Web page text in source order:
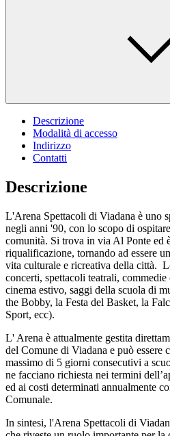
Descrizione
Modalità di accesso
Indirizzo
Contatti
Descrizione
L'Arena Spettacoli di Viadana è uno
negli anni '90, con lo scopo di
comunità. Si trova in via Al Ponte ed
riqualificazione, tornando ad essere
vita culturale e ricreativa della città.
concerti, spettacoli teatrali,
cinema estivo, saggi della scuola di
the Bobby, la Festa del Basket, la
Sport, ecc).
L' Arena è attualmente gestita
del Comune di Viadana e può essere
massimo di 5 giorni consecutivi a
ne facciano richiesta nei termini
ed ai costi determinati annualmente
Comunale.
In sintesi, l'Arena Spettacoli di